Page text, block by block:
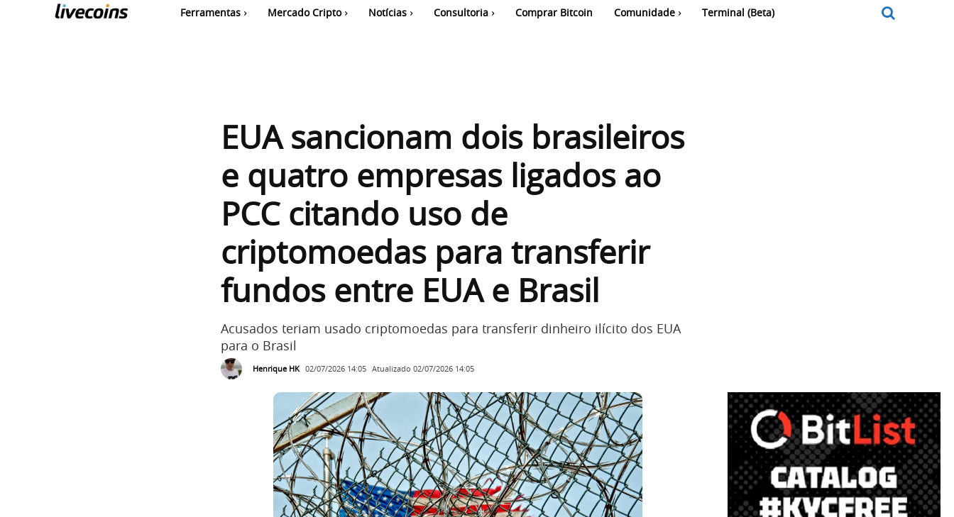
Ferramentas Mercado Cripto Notícias Consultoria Comprar Bitcoin Comunidade Terminal (Beta)
EUA sancionam dois brasileiros
e quatro empresas ligados ao
PCC citando uso de
criptomoedas para transferir
fundos entre EUA e Brasil
Acusados teriam usado criptomoedas para transferir dinheiro ilícito dos EUA
para o Brasil
Henrique HK 02/07/2026 14:05 Atualizado 02/07/2026 14:05